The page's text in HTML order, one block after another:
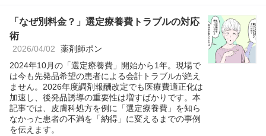
「なぜ別料金？」選定療養費トラブルの対応
術
2026/04/02 薬剤師ポン
2024年10月の「選定療養費」開始から1年。現場で
は今も先発品希望の患者による会計トラブルが絶え
ません。2026年度調剤報酬改定でも医療費適正化は
加速し、後発品誘導の重要性は増すばかりです。本
記事では、皮膚科処方を例に「選定療養費」を知ら
なかった患者の不満を「納得」に変えるまでの事例
を伝えます。